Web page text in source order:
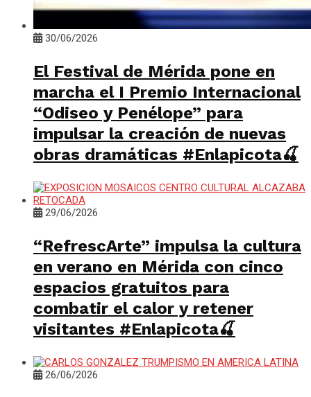
30/06/2026
El Festival de Mérida pone en
marcha el I Premio Internacional
“Odiseo y Penélope” para
impulsar la creación de nuevas
obras dramáticas #Enlapicota🍒
29/06/2026
“RefrescArte” impulsa la cultura
en verano en Mérida con cinco
espacios gratuitos para
combatir el calor y retener
visitantes #Enlapicota🍒
26/06/2026